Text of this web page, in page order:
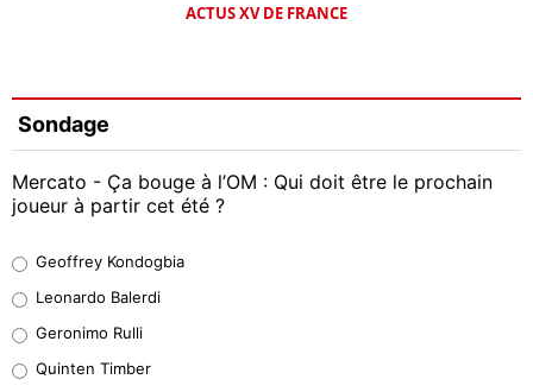
ACTUS XV DE FRANCE
Sondage
Mercato - Ça bouge à l’OM : Qui doit être le prochain
joueur à partir cet été ?
38%
32%
Geoffrey Kondogbia
Leonardo Balerdi
Geronimo Rulli
Quinten Timber